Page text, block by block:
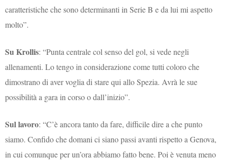
caratteristiche che sono determinanti in Serie B e da lui mi aspetto
molto”.
Su Krollis: “Punta centrale col senso del gol, si vede negli
allenamenti. Lo tengo in considerazione come tutti coloro che
dimostrano di aver voglia di stare qui allo Spezia. Avrà le sue
possibilità a gara in corso o dall’inizio”.
Sul lavoro: “C’è ancora tanto da fare, difficile dire a che punto
siamo. Confido che domani ci siano passi avanti rispetto a Genova,
in cui comunque per un’ora abbiamo fatto bene. Poi è venuta meno